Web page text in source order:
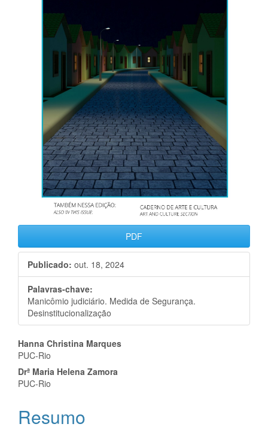
PDF
Publicado: out. 18, 2024
Palavras-chave:
Manicômio judiciário. Medida de Segurança.
Desinstitucionalização
Conteúdo
do
artigo
principal
Hanna Christina Marques
PUC-Rio
Drª Maria Helena Zamora
PUC-Rio
Resumo